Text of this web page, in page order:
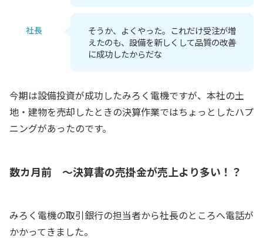
社長
そうか、よくやった。これだけ受注が増
えたのも、設備を新しくして品質の改善
に成功したからだな
今期は設備投資が成功したみろく電機ですが、本社の土
地・建物を売却したときの決算作業ではちょっとしたハプ
ニングがあったのです。
数カ月前 ～決算書の売掛金が売上より多い！？
みろく電機の取引銀行の担当者から社長のところへ電話が
かかってきました。